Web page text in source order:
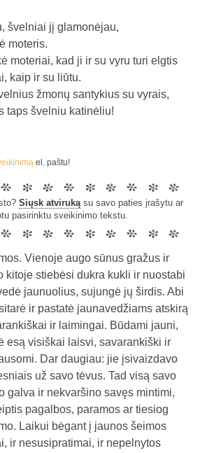
švelniai jį glamonėjau,
moteris.
moteriai, kad ji ir su vyru turi elgtis
kaip ir su liūtu.
žmonų santykius su vyrais,
taps švelniu katinėliu!
el. paštu!
Siųsk atvirukąsu savo paties įrašytu ar
pasirinktu sveikinimo tekstu.
Vienoje augo sūnus gražus ir
kitoje stiebėsi dukra kukli ir nuostabi
jaunuolius, sujungė jų širdis. Abi
ir pastatė jaunavedžiams atskirą
ir laimingai. Būdami jauni,
esą visiškai laisvi, savarankiški ir
Dar daugiau: jie įsivaizdavo
už savo tėvus. Tad visą savo
galva ir nekvaršino savęs mintimi,
pagalbos, paramos ar tiesiog
Laikui bėgant į jaunos šeimos
ir nesusipratimai, ir nepelnytos